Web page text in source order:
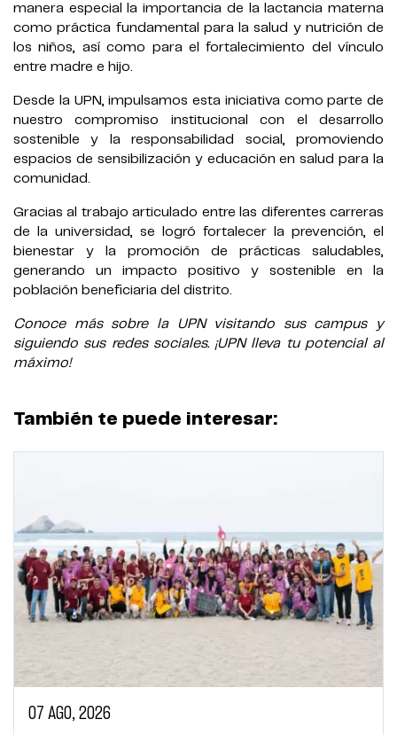
manera especial la importancia de la lactancia materna
como práctica fundamental para la salud y nutrición de
los niños, así como para el fortalecimiento del vínculo
entre madre e hijo.
Desde la UPN, impulsamos esta iniciativa como parte de
nuestro compromiso institucional con el desarrollo
sostenible y la responsabilidad social, promoviendo
espacios de sensibilización y educación en salud para la
comunidad.
Gracias al trabajo articulado entre las diferentes carreras
de la universidad, se logró fortalecer la prevención, el
bienestar y la promoción de prácticas saludables,
generando un impacto positivo y sostenible en la
población beneficiaria del distrito.
Conoce más sobre la UPN visitando sus campus y
siguiendo sus redes sociales. ¡UPN lleva tu potencial al
máximo!
También te puede interesar:
07 AGO, 2026